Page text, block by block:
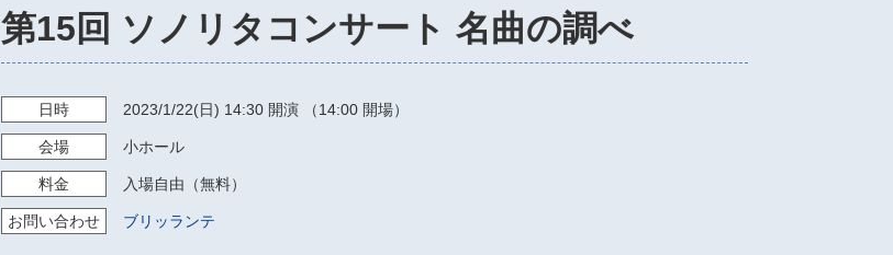
第15回 ソノリタコンサート 名曲の調べ
日時 2023/1/22(日) 14:30 開演 （14:00 開場）
会場 小ホール
料金 入場自由（無料）
お問い合わせ ブリッランテ